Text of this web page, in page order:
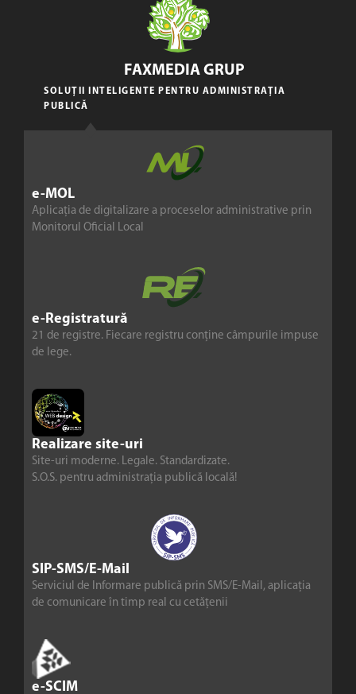
e-MOL
Aplicația de digitalizare a proceselor administrative prin
Monitorul Oficial Local
e-Registratură
21 de registre. Fiecare registru conține câmpurile impuse
de lege.
Realizare site-uri
Site-uri moderne. Legale. Standardizate.
S.O.S. pentru administrația publică locală!
SIP-SMS/E-Mail
Serviciul de Informare publică prin SMS/E-Mail, aplicația
de comunicare în timp real cu cetățenii
e-SCIM
FAXMEDIA GRUP
SOLUȚII INTELIGENTE PENTRU ADMINISTRAȚIA
PUBLICĂ